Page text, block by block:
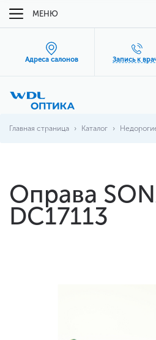
МЕНЮ
Адреса салонов Запись к
Главная страница Каталог
Оправа
DC17113